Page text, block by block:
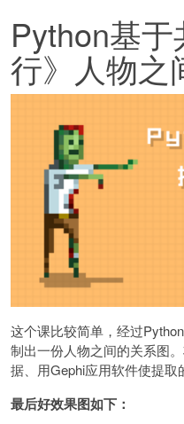
Python基
行》人物之
这个课比较简单，经过
制出一份人物之间的关系图
据、用Gephi应用软件使提取
最后好效果图如下：